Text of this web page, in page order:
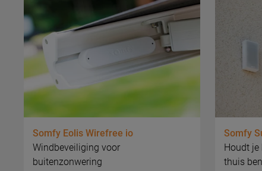
Somfy Eolis Wirefree io
Windbeveiliging voor
buitenzonwering
Somfy
Houdt
thuis